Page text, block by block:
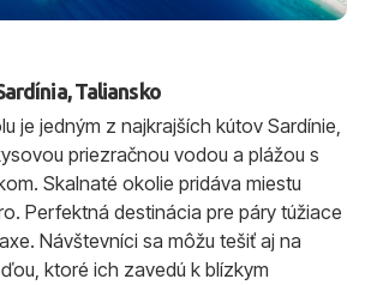
Taliansko
je jedným z najkrajších kútov Sardínie,
priezračnou vodou a plážou s
Skalnaté okolie pridáva miestu
Perfektná destinácia pre páry túžiace
Návštevníci sa môžu tešiť aj na
ktoré ich zavedú k blízkym